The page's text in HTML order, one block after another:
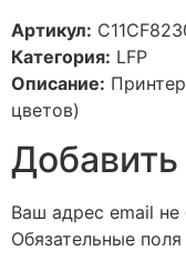
Артикул:
Категория: LFP
Описание:
цветов)
Ваш адрес email не
Обязательные